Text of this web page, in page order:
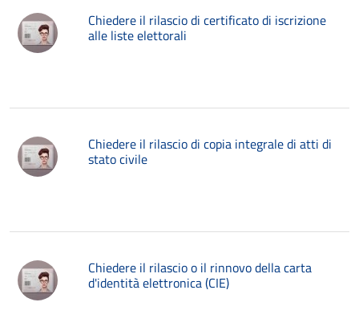
Chiedere il rilascio di certificato di iscrizione
alle liste elettorali
Chiedere il rilascio di copia integrale di atti di
stato civile
Chiedere il rilascio o il rinnovo della carta
d'identità elettronica (CIE)